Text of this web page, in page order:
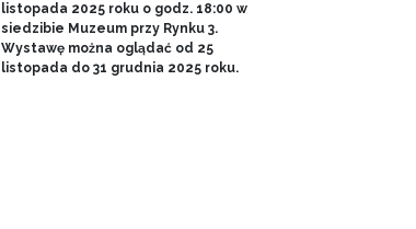
listopada 2025 roku o godz. 18:00 w
siedzibie Muzeum przy Rynku 3.
Wystawę można oglądać od 25
listopada do 31 grudnia 2025 roku.